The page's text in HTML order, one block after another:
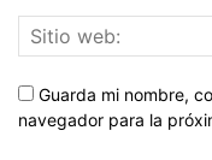
Guarda mi nombre,
navegador para la